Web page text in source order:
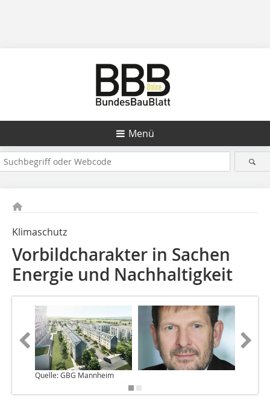
Menü
Klimaschutz
Vorbildcharakter in Sachen
Energie und Nachhaltigkeit
Quelle: GBG Mannheim